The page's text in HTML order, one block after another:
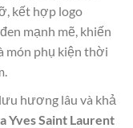
kết hợp logo
mạnh mẽ, khiến
món phụ kiện thời
hương lâu và khả
Yves Saint Laurent